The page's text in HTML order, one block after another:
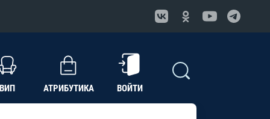
ВИП АТРИБУТИКА ВОЙТИ